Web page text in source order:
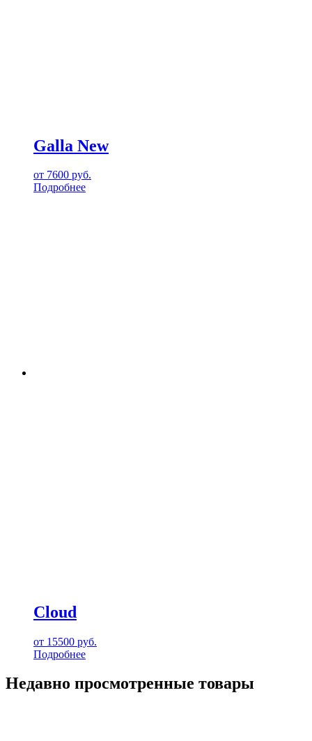
Galla New
от 7600 руб.
Подробнее
Cloud
от 15500 руб.
Подробнее
Недавно просмотренные товары